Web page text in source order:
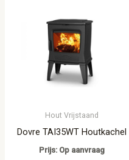
Hout Vrijstaand
Dovre TAI35WT Houtkachel
Prijs: Op aanvraag